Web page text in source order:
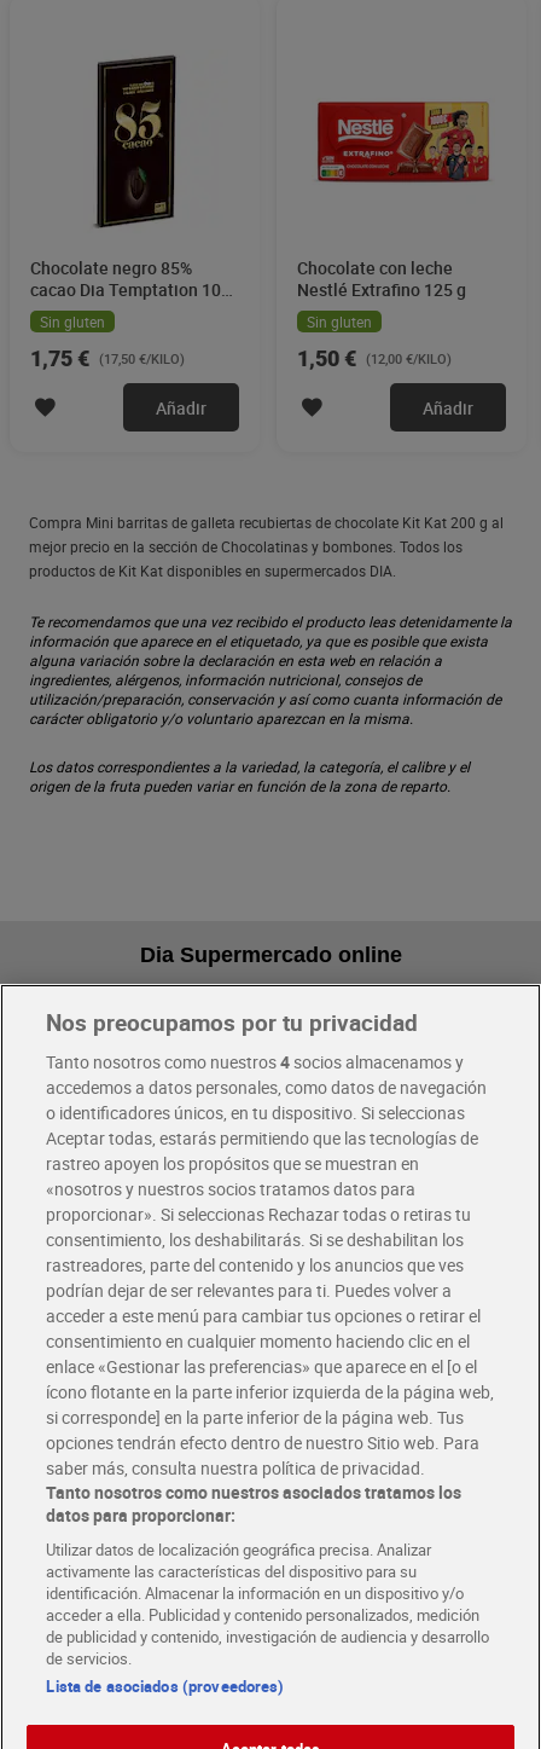
Chocolate negro 85%
cacao Dia Temptation 100
gSin gluten
1,75 € (17,50 €/KILO)
Añadir
Chocolate con leche
Nestlé Extrafino 125 g
Sin gluten
1,50 € (12,00 €/KILO)
Añadir
Compra Mini barritas de galleta recubiertas de chocolate Kit Kat 200 g al
mejor precio en la sección de Chocolatinas y bombones. Todos los
productos de Kit Kat disponibles en supermercados DIA.
Te recomendamos que una vez recibido el producto leas detenidamente la
información que aparece en el etiquetado, ya que es posible que exista
alguna variación sobre la declaración en esta web en relación a
ingredientes, alérgenos, información nutricional, consejos de
utilización/preparación, conservación y así como cuanta información de
carácter obligatorio y/o voluntario aparezcan en la misma.
Los datos correspondientes a la variedad, la categoría, el calibre y el
origen de la fruta pueden variar en función de la zona de reparto.
Dia Supermercado online
Pide hoy, recibe hoy
Envío gratis por compras superiores a 100€
Envío estandar por 4,99€
Glovo y Uber Eats
Solicita tu factura de Glovo o Uber Eats
Únete al CLUB Dia
Disfruta las ventajas y ofertas exclusivas.
Descárgate la APP Dia
Folletos y Tiendas
Descubre las mejores ofertas y busca tu tienda más cercana
Tarjeta MaX Dia
Te devuelve hasta 8€/mes de tus compras.
¡Solicita tu tarjeta de crédito aquí!
COMER MEJOR CADA DIA
COLABORA CON DIA ABRE TU TIENDA DIA CORPORATE
Nos preocupamos por tu privacidad
Tanto nosotros como nuestros4socios almacenamos y
accedemos a datos personales, como datos de navegación
o identificadores únicos, en tu dispositivo. Si seleccionas
Aceptar todas, estarás permitiendo que las tecnologías de
rastreo apoyen los propósitos que se muestran en
«nosotros y nuestros socios tratamos datos para
proporcionar». Si seleccionas Rechazar todas o retiras tu
consentimiento, los deshabilitarás. Si se deshabilitan los
rastreadores, parte del contenido y los anuncios que ves
podrían dejar de ser relevantes para ti. Puedes volver a
acceder a este menú para cambiar tus opciones o retirar el
consentimiento en cualquier momento haciendo clic en el
enlace «Gestionar las preferencias» que aparece en el [o el
ícono flotante en la parte inferior izquierda de la página web,
si corresponde] en la parte inferior de la página web. Tus
opciones tendrán efecto dentro de nuestro Sitio web. Para
saber más, consulta nuestra política de privacidad.
Tanto nosotros como nuestros asociados tratamos los
datos para proporcionar:
Utilizar datos de localización geográfica precisa. Analizar
activamente las características del dispositivo para su
identificación. Almacenar la información en un dispositivo y/o
acceder a ella. Publicidad y contenido personalizados, medición
de publicidad y contenido, investigación de audiencia y desarrollo
de servicios.
Lista de asociados (proveedores)